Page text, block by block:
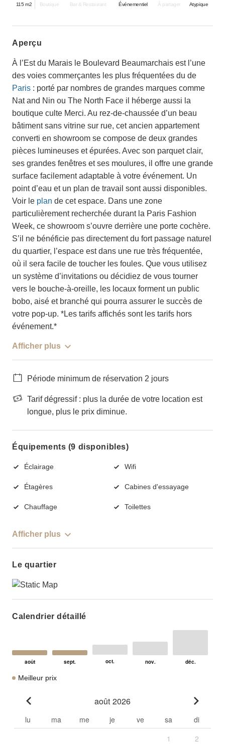
115 m2 Boutique Bar & Restaurant Événementiel À partager Atypique
aperçu
À l’Est du Marais le Boulevard Beaumarchais est l’une
des voies commerçantes les plus fréquentées du de
Paris : porté par nombres de grandes marques comme
Nat and Nin ou The North Face il héberge aussi la
boutique culte Merci. Au rez-de-chaussée d’un beau
bâtiment sans vitrine sur rue, cet ancien appartement
converti en showroom se compose de deux grandes
pièces lumineuses et épurées. Avec son parquet clair,
ses grandes fenêtres et ses moulures, il offre une grande
surface facilement adaptable à votre événement. Un
point d’eau et un plan de travail sont aussi disponibles.
Voir le plan de cet espace. Dans une zone
particulièrement recherchée durant la Paris Fashion
Week, ce showroom s’ouvre derrière une porte cochère.
S’il ne bénéficie pas directement du fort passage naturel
du quartier, l’espace est dans une rue très fréquentée,
où il sera facile de toucher les foules. Que vous utilisez
un système d’invitations ou décidiez de vous tourner
vers le bouche-à-oreille, les locaux forment un public
bobo, aisé et branché qui pourra assurer le succès de
votre pop-up. *Les tarifs affichés sont les tarifs hors
événement.*
Afficher plus
Période minimum de réservation 2 jours
Tarif dégressif : plus la durée de votre location est
longue, plus le prix diminue.
Équipements (9 disponibles)
Éclairage Wifi
Étagères Cabines d'essayage
Chauffage Toilettes
Afficher plus
Le quartier
Calendrier détaillé
Meilleur prix
août 2026
lu ma me je ve sa
di
1
2